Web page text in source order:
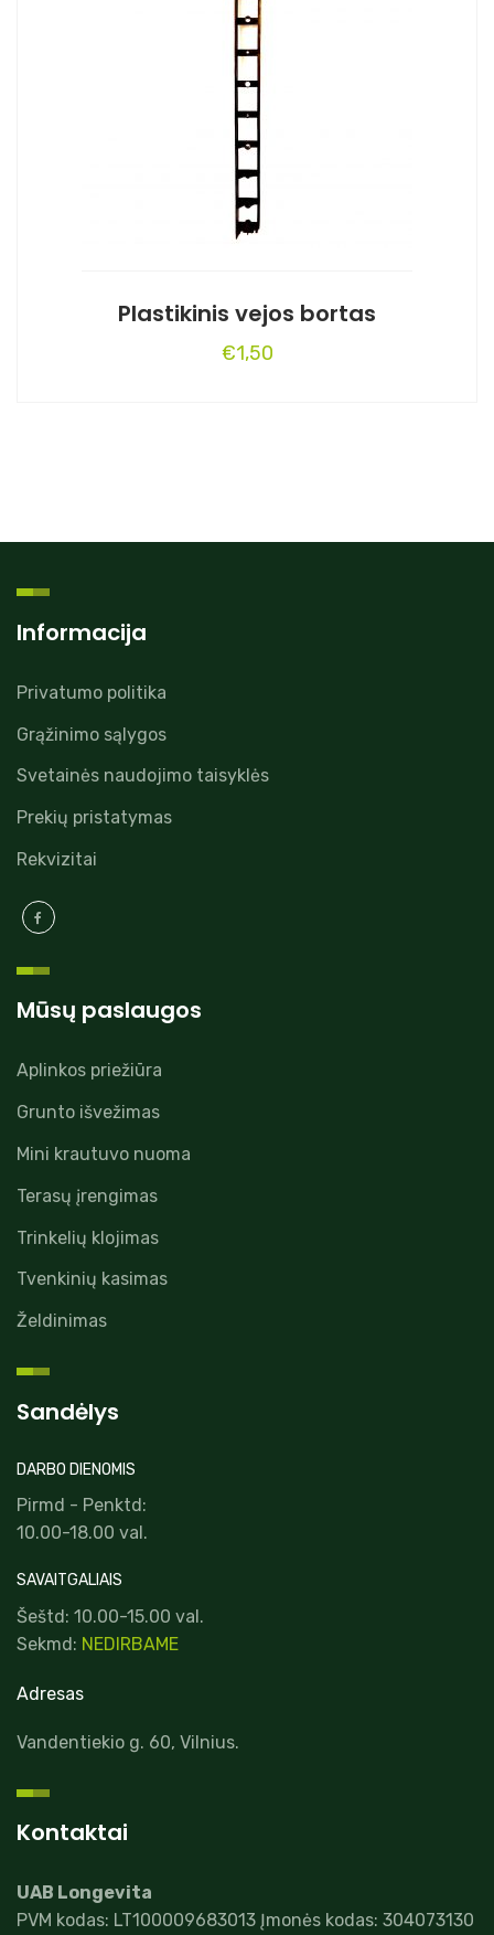
Plastikinis vejos bortas
€1,50
Informacija
Privatumo politika
Grąžinimo sąlygos
Svetainės naudojimo taisyklės
Prekių pristatymas
Rekvizitai
Mūsų paslaugos
Aplinkos priežiūra
Grunto išvežimas
Mini krautuvo nuoma
Terasų įrengimas
Trinkelių klojimas
Tvenkinių kasimas
Želdinimas
Sandėlys
DARBO DIENOMIS
Pirmd - Penktd:
10.00-18.00 val.
SAVAITGALIAIS
Šeštd: 10.00-15.00 val.
Sekmd: NEDIRBAME
Adresas
Vandentiekio g. 60, Vilnius.
Kontaktai
UAB Longevita
PVM kodas: LT100009683013 Įmonės kodas: 304073130